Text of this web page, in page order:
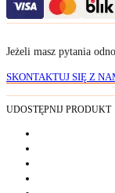
gresu
125x1,2
Jeżeli masz pytania
SKONTAKTUJ SIĘ Z
UDOSTĘPNIJ PRODUKT